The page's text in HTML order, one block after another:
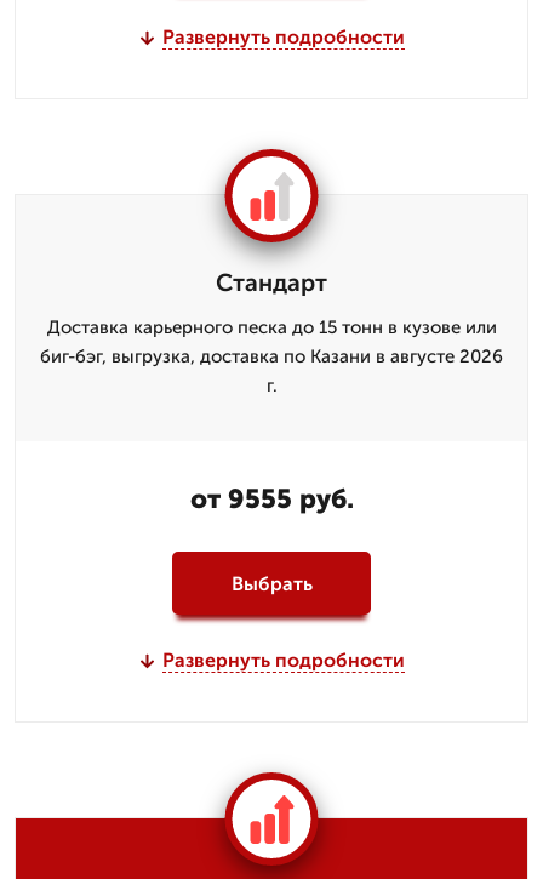
Развернуть подробности
Стандарт
Доставка карьерного песка до 15 тонн в кузове или
биг-бэг, выгрузка, доставка по Казани в августе 2026
г.
от 9555 руб.
Выбрать
Развернуть подробности